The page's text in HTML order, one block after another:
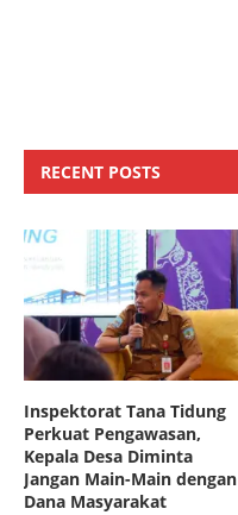
RECENT POSTS
Inspektorat Tana Tidung
Perkuat Pengawasan,
Kepala Desa Diminta
Jangan Main-Main dengan
Dana Masyarakat